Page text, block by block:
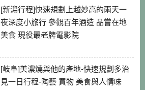
[新潟行程]快速規劃上越妙高的兩天一
夜深度小旅行 參觀百年酒造 品嘗在地
美食 現役最老牌電影院
[岐阜]美濃燒與他的產地-快速規劃多治
見一日行程-陶藝 買物 美食與人情味